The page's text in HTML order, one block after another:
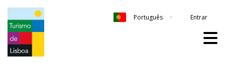
Português Entrar